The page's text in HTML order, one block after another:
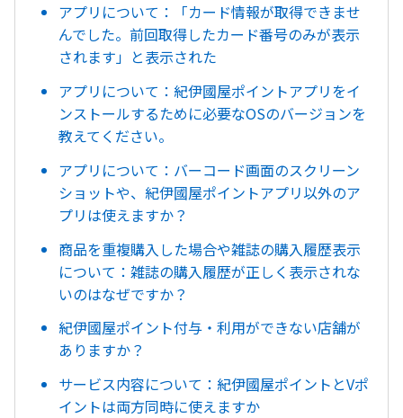
アプリについて：「カード情報が取得できませ
んでした。前回取得したカード番号のみが表示
されます」と表示された
アプリについて：紀伊國屋ポイントアプリをイ
ンストールするために必要なOSのバージョンを
教えてください。
アプリについて：バーコード画面のスクリーン
ショットや、紀伊國屋ポイントアプリ以外のア
プリは使えますか？
商品を重複購入した場合や雑誌の購入履歴表示
について：雑誌の購入履歴が正しく表示されな
いのはなぜですか？
紀伊國屋ポイント付与・利用ができない店舗が
ありますか？
サービス内容について：紀伊國屋ポイントとVポ
イントは両方同時に使えますか